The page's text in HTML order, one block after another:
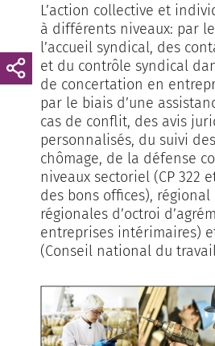
L’action collective et
à différents niveaux: par
l’accueil syndical, des
et du contrôle syndical
de concertation en
par le biais d’une
cas de conflit, des avis
personnalisés, du suivi
chômage, de la défense
niveaux sectoriel (CP 322
des bons offices), régional
régionales d’octroi
entreprises intérimaires)
(Conseil national du